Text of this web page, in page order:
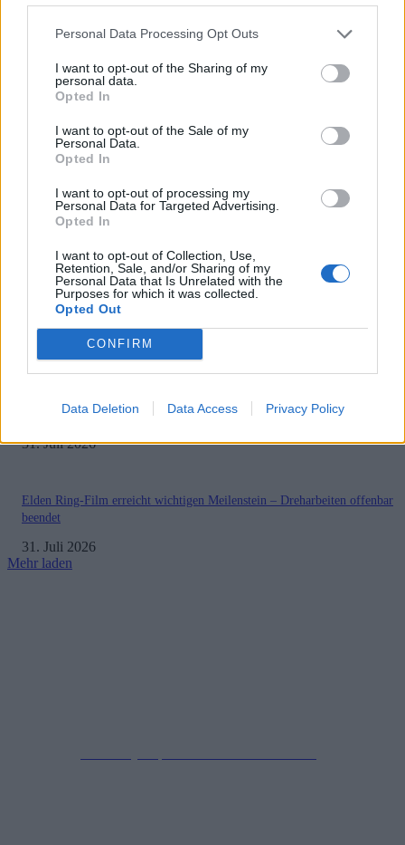
Personal Data Processing Opt Outs
I want to opt-out of the Sharing of my
personal data.
Opted In
I want to opt-out of the Sale of my
Personal Data.
Opted In
I want to opt-out of processing my
Personal Data for Targeted Advertising.
Opted In
I want to opt-out of Collection, Use,
Retention, Sale, and/or Sharing of my
Personal Data that Is Unrelated with the
Purposes for which it was collected.
Opted Out
CONFIRM
Data Deletion Data Access Privacy Policy
PlayStation
Preishits | Sonderangebote
Reviews
Sonderartikel
BELIEBT
Sony bereitet sich auf GTA 6 vor – PS5-Nachschub für den Mega-Launch
gesichert
3. August 2026
Halo: Campaign Evolved erhält erstes Update – Zahlreiche Fehler behoben
31. Juli 2026
verkaufte Konsolen
31. Juli 2026
Elden Ring-Film erreicht wichtigen Meilenstein – Dreharbeiten offenbar
beendet
31. Juli 2026
Mehr laden